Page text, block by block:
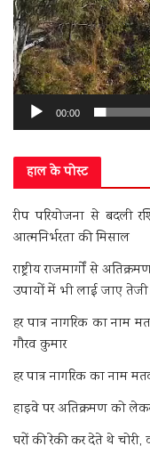
00:00
हाल के पोस्ट
रीप परियोजना से बदली
आत्मनिर्भरता की मिसाल
राष्ट्रीय राजमार्गों से
उपायों में भी लाई जाए तेजी
हर पात्र नागरिक का नाम
गौरव कुमार
हर पात्र नागरिक का नाम
हाइवे पर अतिक्रमण को
घरों की रेकी कर देते थे चोरी,